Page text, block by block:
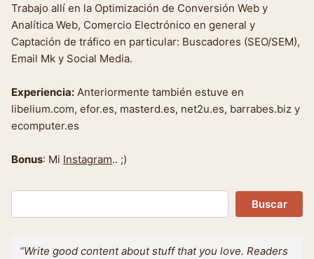
Trabajo allí en la Optimización de Conversión Web y
Analítica Web, Comercio Electrónico en general y
Captación de tráfico en particular: Buscadores (SEO/SEM),
Email Mk y Social Media.
Experiencia: Anteriormente también estuve en
libelium.com, efor.es, masterd.es, net2u.es, barrabes.biz y
ecomputer.es
Bonus: Mi Instagram.. ;)
Buscar
“Write good content about stuff that you love. Readers